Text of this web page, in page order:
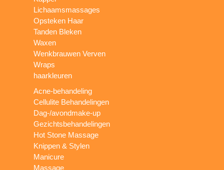
Lichaamsmassages
Opsteken Haar
Tanden Bleken
Waxen
Wenkbrauwen Verven
Wraps
haarkleuren
Acne-behandeling
Cellulite Behandelingen
Dag-/avondmake-up
Gezichtsbehandelingen
Hot Stone Massage
Knippen & Stylen
Manicure
Massage